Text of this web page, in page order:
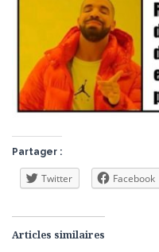
Partager :
Twitter Facebook
Articles similaires